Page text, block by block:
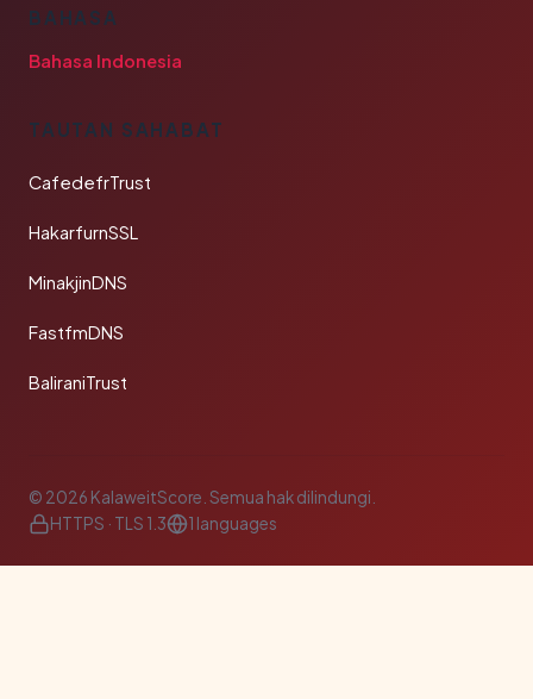
BAHASA
Bahasa Indonesia
TAUTAN SAHABAT
CafedefrTrust
HakarfurnSSL
MinakjinDNS
FastfmDNS
BaliraniTrust
© 2026 KalaweitScore. Semua hak dilindungi.
HTTPS · TLS 1.3
1 languages